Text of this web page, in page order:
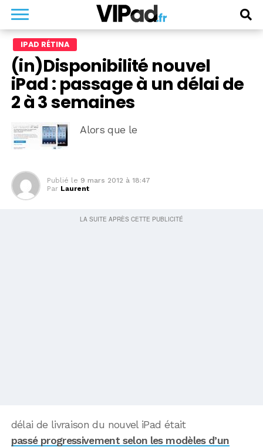
IPAD RÉTINA
(in)Disponibilité nouvel
iPad : passage à un délai de
2 à 3 semaines
Alors que le
Publié le 9 mars 2012 à 18:47
Par Laurent
délai de livraison du nouvel iPad était
passé progressivement selon les modèles d’un